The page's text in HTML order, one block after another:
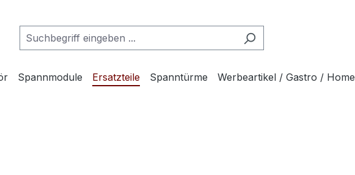
Spannmodule Ersatzteile Spanntürme Werbeartikel / Gastro / Home